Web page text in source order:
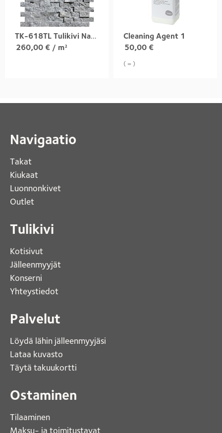
TK-618TL Tulikivi Natural
260,00 € / m²
Cleaning Agent 1
50,00 €
( = )
Navigaatio
Takat
Kiukaat
Luonnonkivet
Outlet
Tulikivi
Kotisivut
Jälleenmyyjät
Konserni
Yhteystiedot
Palvelut
Löydä lähin jälleenmyyjäsi
Lataa kuvasto
Täytä takuukortti
Ostaminen
Tilaaminen
Maksu- ja toimitustavat